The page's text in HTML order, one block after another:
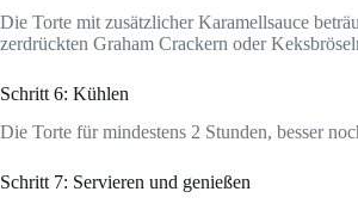
Die Torte mit zusätzlicher Karamellsauce
zerdrückten Graham Crackern oder
Schritt 6: Kühlen
Die Torte für mindestens 2 Stunden, besser
Schritt 7: Servieren und genießen